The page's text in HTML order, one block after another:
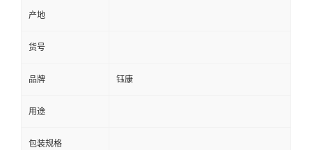
产地
货号
品牌 钰康
用途
包装规格